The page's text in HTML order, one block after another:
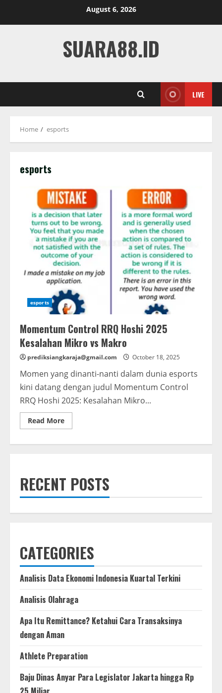
August 6, 2026
SUARA88.ID
LIVE
Home esports
esports
esports
Momentum Control RRQ Hoshi 2025
Kesalahan Mikro vs Makro
prediksiangkaraja@gmail.com October 18, 2025
Momen yang dinanti-nanti dalam dunia esports
kini datang dengan judul Momentum Control
RRQ Hoshi 2025: Kesalahan Mikro...
Read MoreRead
more
Mikro
Makro
RECENT POSTS
CATEGORIES
Analisis Data Ekonomi Indonesia Kuartal Terkini
Analisis Olahraga
Apa Itu Remittance? Ketahui Cara Transaksinya
dengan Aman
Athlete Preparation
Baju Dinas Anyar Para Legislator Jakarta hingga Rp